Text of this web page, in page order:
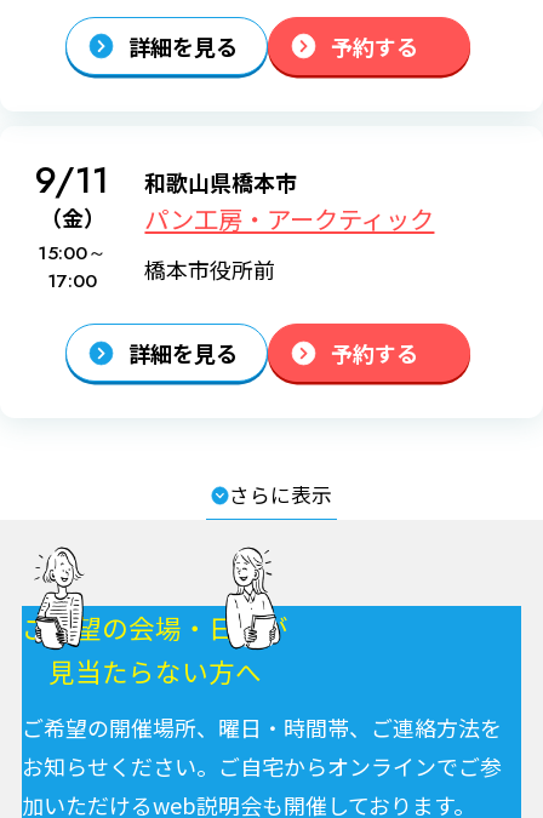
詳細を見る 予約する
9/11
（金）
15:00～
17:00
和歌山県橋本市
パン工房・アークティック
橋本市役所前
詳細を見る 予約する
さらに表示
ご希望の会場・日程が
見当たらない方へ
ご希望の開催場所、曜日・時間帯、ご連絡方法を
お知らせください。 ご自宅からオンラインでご参
加いただけるweb説明会も開催しております。